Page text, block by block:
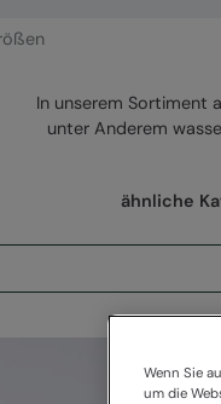
In unserem Sortiment
unter Anderem
ähnliche
Wenn Sie
um die